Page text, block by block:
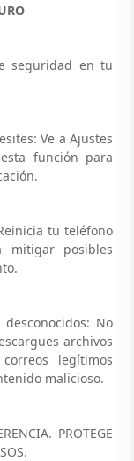
seguridad en tu
Ve a Ajustes
función para
tu teléfono
mitigar posibles
No
archivos
legítimos
malicioso.
PROTEGE